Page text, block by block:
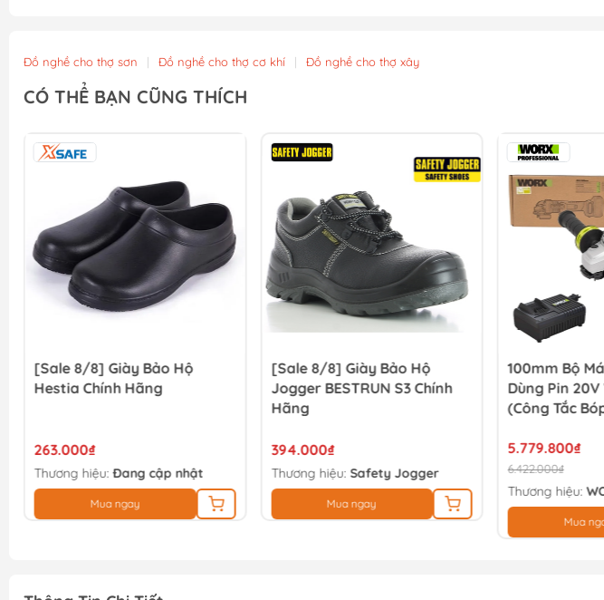
Đồ nghề cho thợ sơn | Đồ nghề cho thợ cơ khí | Đồ nghề cho thợ xây
CÓ THỂ BẠN CŨNG THÍCH
[Sale 8/8] Giày Bảo Hộ
Hestia Chính Hãng
263.000₫
Thương hiệu:Đang cập nhật
Mua ngay
[Sale 8/8] Giày Bảo Hộ
Jogger BESTRUN S3 Chính
Hãng
394.000₫
Thương hiệu: Safety Jogger
Mua ngay
100mm Bộ
Dùng Pin 20V
(Công Tắc
5.779.800₫
6.422.000₫
Thương hiệu:
Mua